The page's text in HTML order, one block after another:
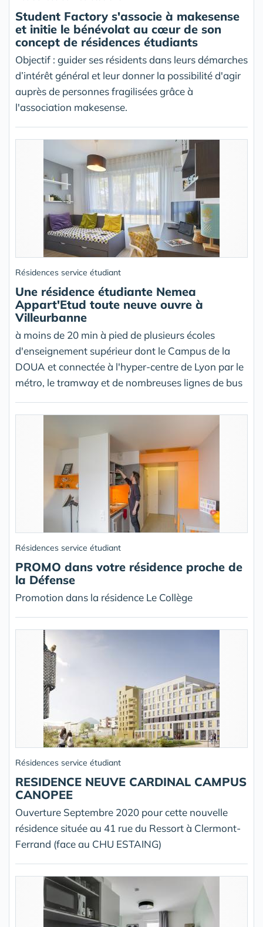
Student Factory s'associe à makesense
et initie le bénévolat au cœur de son
concept de résidences étudiants
Objectif : guider ses résidents dans leurs démarches
d’intérêt général et leur donner la possibilité d'agir
auprès de personnes fragilisées grâce à
l'association makesense.
Résidences service étudiant
Une résidence étudiante Nemea
Appart'Etud toute neuve ouvre à
Villeurbanne
à moins de 20 min à pied de plusieurs écoles
d'enseignement supérieur dont le Campus de la
DOUA et connectée à l'hyper-centre de Lyon par le
métro, le tramway et de nombreuses lignes de bus
Résidences service étudiant
PROMO dans votre résidence proche de
la Défense
Promotion dans la résidence Le Collège
Résidences service étudiant
RESIDENCE NEUVE CARDINAL CAMPUS
CANOPEE
Ouverture Septembre 2020 pour cette nouvelle
résidence située au 41 rue du Ressort à Clermont-
Ferrand (face au CHU ESTAING)